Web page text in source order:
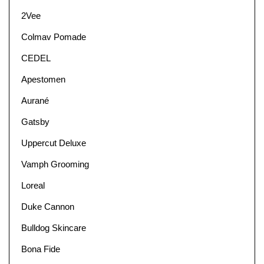
2Vee
Colmav Pomade
CEDEL
Apestomen
Aurané
Gatsby
Uppercut Deluxe
Vamph Grooming
Loreal
Duke Cannon
Bulldog Skincare
Bona Fide